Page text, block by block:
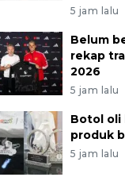
5 jam lalu
Belum
rekap
2026
5 jam lalu
Botol oli
produk
5 jam lalu